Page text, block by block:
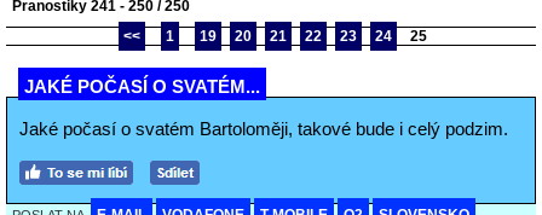
Pranostiky 241 - 250 / 250
<<
1 19 20 21 22 23 24 25
JAKÉ POČASÍ O SVATÉM...
Jaké počasí o svatém Bartoloměji, takové bude i celý podzim.